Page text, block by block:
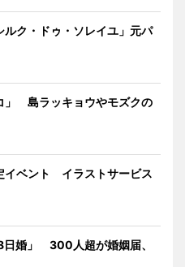
ク・ドゥ・ソレイユ」元パ
」 島ラッキョウやモズクの
イベント イラストサービス
日婚」 300人超が婚姻届、